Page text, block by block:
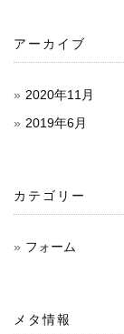
シ
ョ
ン
アーカイブ
2020年11月
2019年6月
カテゴリー
フォーム
メタ情報